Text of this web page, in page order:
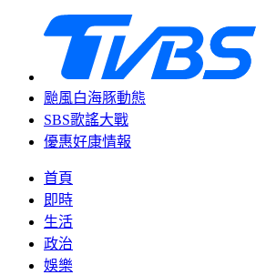
颱風白海豚動態
SBS歌謠大戰
優惠好康情報
首頁
即時
生活
政治
娛樂